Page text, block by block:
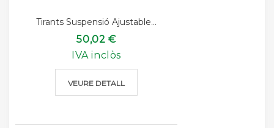
Tirants Suspensió Ajustable...
50,02 €
IVA inclòs
VEURE DETALL